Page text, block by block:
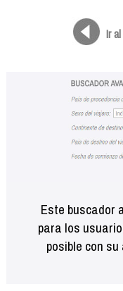
Ir
Este buscador
para los
posible con